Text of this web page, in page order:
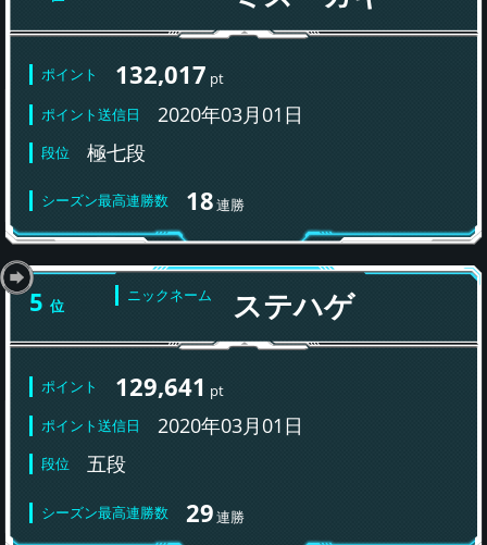
ポイント 132,017 pt
ポイント送信日
2020年03月01日
段位 極七段
シーズン最高連勝数 18連勝
5 位
ニックネーム ステハゲ
ポイント 129,641 pt
ポイント送信日
2020年03月01日
段位 五段
シーズン最高連勝数 29連勝